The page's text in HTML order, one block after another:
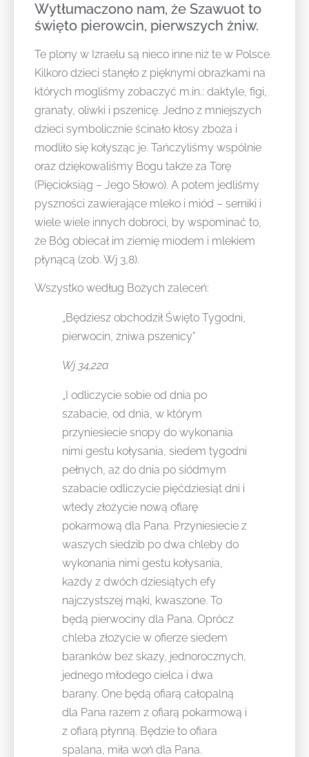
Wytłumaczono nam, że Szawuot to
święto pierowcin, pierwszych żniw.
Te plony w Izraelu są nieco inne niż te w Polsce.
Kilkoro dzieci stanęło z pięknymi obrazkami na
których mogliśmy zobaczyć m.in.: daktyle, figi,
granaty, oliwki i pszenicę. Jedno z mniejszych
dzieci symbolicznie ścinało kłosy zboża i
modliło się kołysząc je. Tańczyliśmy wspólnie
oraz dziękowaliśmy Bogu także za Torę
(Pięcioksiąg – Jego Słowo). A potem jedliśmy
pyszności zawierające mleko i miód – serniki i
wiele wiele innych dobroci, by wspominać to,
że Bóg obiecał im ziemię miodem i mlekiem
płynącą (zob. Wj 3,8).
Wszystko według Bożych zaleceń:
„Będziesz obchodził Święto Tygodni,
pierwocin, żniwa pszenicy”
Wj 34,22a
„I odliczycie sobie od dnia po
szabacie, od dnia, w którym
przyniesiecie snopy do wykonania
nimi gestu kołysania, siedem tygodni
pełnych, aż do dnia po siódmym
szabacie odliczycie pięćdziesiąt dni i
wtedy złożycie nową ofiarę
pokarmową dla Pana. Przyniesiecie z
waszych siedzib po dwa chleby do
wykonania nimi gestu kołysania,
każdy z dwóch dziesiątych efy
najczystszej mąki, kwaszone. To
będą pierwociny dla Pana. Oprócz
chleba złożycie w ofierze siedem
baranków bez skazy, jednorocznych,
jednego młodego cielca i dwa
barany. One będą ofiarą całopalną
dla Pana razem z ofiarą pokarmową i
z ofiarą płynną. Będzie to ofiara
spalana, miła woń dla Pana.